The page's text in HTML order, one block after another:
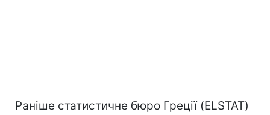
Раніше статистичне бюро Греції (ELSTAT)